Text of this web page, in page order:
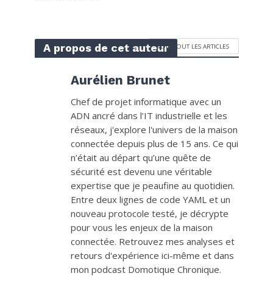
A propos de cet auteurVOIR TOUT LES ARTICLES
Aurélien Brunet
Chef de projet informatique avec un
ADN ancré dans l’IT industrielle et les
réseaux, j'explore l'univers de la maison
connectée depuis plus de 15 ans. Ce qui
n’était au départ qu’une quête de
sécurité est devenu une véritable
expertise que je peaufine au quotidien.
Entre deux lignes de code YAML et un
nouveau protocole testé, je décrypte
pour vous les enjeux de la maison
connectée. Retrouvez mes analyses et
retours d'expérience ici-même et dans
mon podcast Domotique Chronique.